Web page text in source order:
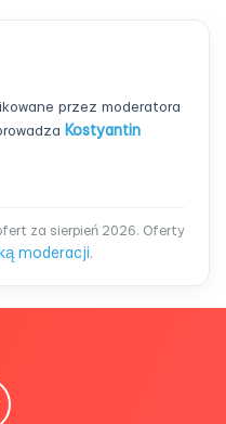
przez moderatora
Kostyantin
za sierpień 2026. Oferty
moderacji.